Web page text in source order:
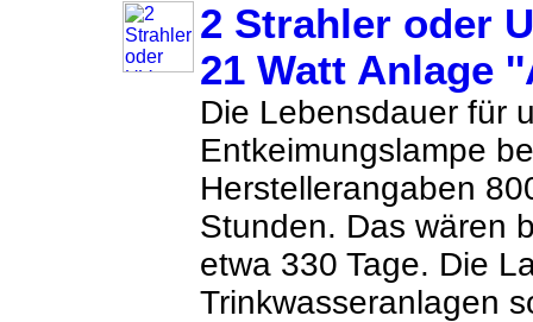
2 Strahler oder
21 Watt Anlage
Die Lebensdauer für
Entkeimungslampe
Herstellerangaben
Stunden. Das wären
etwa 330 Tage. Die
Trinkwasseranlagen